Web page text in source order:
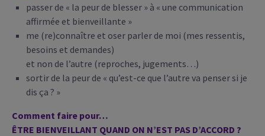
passer de « la peur de blesser » à « une communication
affirmée et bienveillante »
me (re)connaître et oser parler de moi (mes ressentis,
besoins et demandes)
et non de l’autre (reproches, jugements…)
sortir de la peur de « qu’est-ce que l’autre va penser si je
dis ça ? »
Comment faire pour…
ÊTRE BIENVEILLANT QUAND ON N’EST PAS D’ACCORD ?